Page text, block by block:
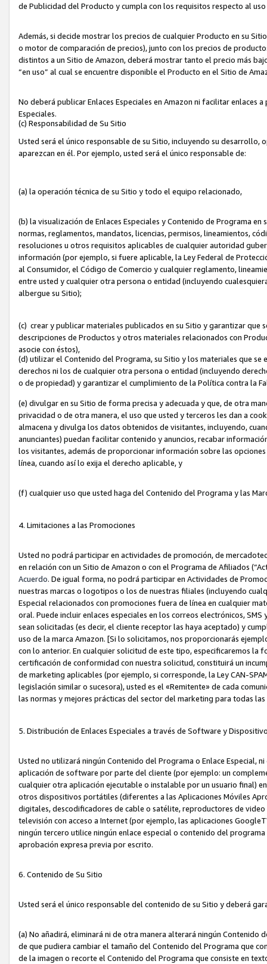
de Publicidad del Producto y cumpla con los requisitos respecto al uso
Además, si decide mostrar los precios de cualquier Producto en su
o motor de comparación de precios), junto con los precios de
distintos a un Sitio de Amazon, deberá mostrar tanto el precio más
“en uso” al cual se encuentre disponible el Producto en el Sitio de
No deberá publicar Enlaces Especiales en Amazon ni facilitar enlaces
Especiales.
(c) Responsabilidad de Su Sitio
Usted será el único responsable de su Sitio, incluyendo su
aparezcan en él. Por ejemplo, usted será el único responsable de:
(a) la operación técnica de su Sitio y todo el equipo relacionado,
(b) la visualización de Enlaces Especiales y Contenido de Programa
normas, reglamentos, mandatos, licencias, permisos, lineamientos,
resoluciones u otros requisitos aplicables de cualquier autoridad
información (por ejemplo, si fuere aplicable, la Ley Federal de
al Consumidor, el Código de Comercio y cualquier reglamento,
entre usted y cualquier otra persona o entidad (incluyendo
albergue su Sitio);
(c) crear y publicar materiales publicados en su Sitio y garantizar que
descripciones de Productos y otros materiales relacionados con
asocie con éstos),
(d) utilizar el Contenido del Programa, su Sitio y los materiales que se
derechos ni los de cualquier otra persona o entidad (incluyendo
o de propiedad) y garantizar el cumplimiento de la Política contra la
(e) divulgar en su Sitio de forma precisa y adecuada y que, de otra
privacidad o de otra manera, el uso que usted y terceros les dan a
almacena y divulga los datos obtenidos de visitantes, incluyendo,
anunciantes) puedan facilitar contenido y anuncios, recabar
los visitantes, además de proporcionar información sobre las
línea, cuando así lo exija el derecho aplicable, y
(f) cualquier uso que usted haga del Contenido del Programa y las
4. Limitaciones a las Promociones
Usted no podrá participar en actividades de promoción, de
en relación con un Sitio de Amazon o con el Programa de Afiliados
Acuerdo. De igual forma, no podrá participar en Actividades de
nuestras marcas o logotipos o los de nuestras filiales (incluyendo
Especial relacionados con promociones fuera de línea en cualquier
oral. Puede incluir enlaces especiales en los correos electrónicos,
sean solicitadas (es decir, el cliente receptor las haya aceptado) y
uso de la marca Amazon. [Si lo solicitamos, nos proporcionarás
con lo anterior. En cualquier solicitud de este tipo, especificaremos
certificación de conformidad con nuestra solicitud, constituirá un
de marketing aplicables (por ejemplo, si corresponde, la Ley CAN-
legislación similar o sucesora), usted es el «Remitente» de cada
las normas y mejores prácticas del sector del marketing para todas
5. Distribución de Enlaces Especiales a través de Software y
Usted no utilizará ningún Contenido del Programa o Enlace Especial,
aplicación de software por parte del cliente (por ejemplo: un
cualquier otra aplicación ejecutable o instalable por un usuario final)
otros dispositivos portátiles (diferentes a las Aplicaciones Móviles
digitales, descodificadores de cable o satélite, reproductores de
televisión con acceso a Internet (por ejemplo, las aplicaciones
ningún tercero utilice ningún enlace especial o contenido del
aprobación expresa previa por escrito.
6. Contenido de Su Sitio
Usted será el único responsable del contenido de su Sitio y deberá
(a) No añadirá, eliminará ni de otra manera alterará ningún
de que pudiera cambiar el tamaño del Contenido del Programa que
de la imagen o recorte el Contenido del Programa que consiste en